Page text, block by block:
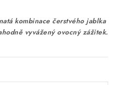
kombinace čerstvého jablka
vyvážený ovocný zážitek.